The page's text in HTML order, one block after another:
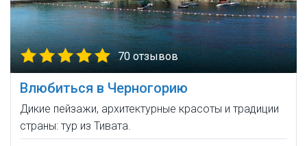
70 отзывов
Влюбиться в Черногорию
Дикие пейзажи, архитектурные красоты и традиции
страны: тур из Тивата.